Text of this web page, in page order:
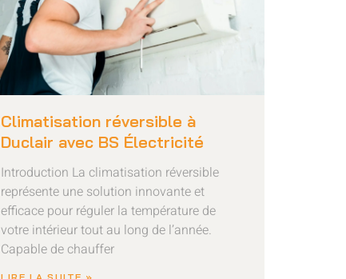
Climatisation réversible à
Duclair avec BS Électricité
Introduction La climatisation réversible
représente une solution innovante et
efficace pour réguler la température de
votre intérieur tout au long de l’année.
Capable de chauffer